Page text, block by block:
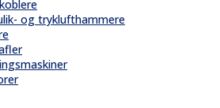
og tryklufthammere